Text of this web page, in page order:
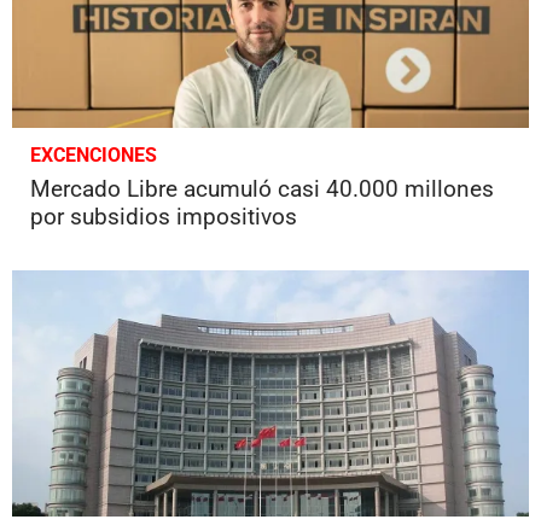
EXCENCIONES
Mercado Libre acumuló casi 40.000 millones
por subsidios impositivos